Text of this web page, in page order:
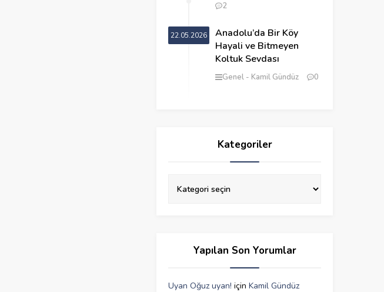
2
22.05.2026
Anadolu’da Bir Köy
Hayali ve Bitmeyen
Koltuk Sevdası
Genel Kamil Gündüz 0
Kategoriler
Yapılan Son Yorumlar
Uyan Oğuz uyan! için Kamil Gündüz